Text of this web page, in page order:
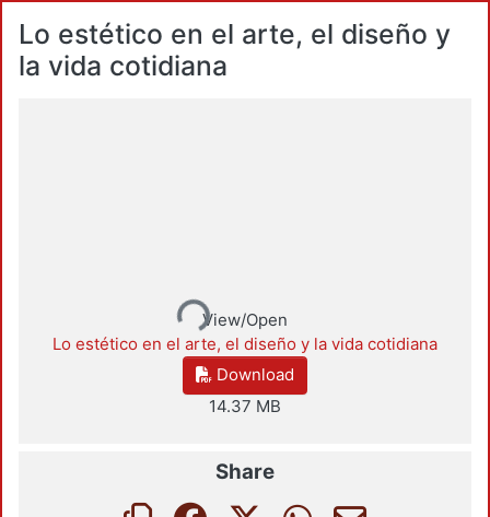
Lo estético en el arte, el diseño y
la vida cotidiana
Loading...View/Open
Lo estético en el arte, el diseño y la vida cotidiana
Download
14.37 MB
Share